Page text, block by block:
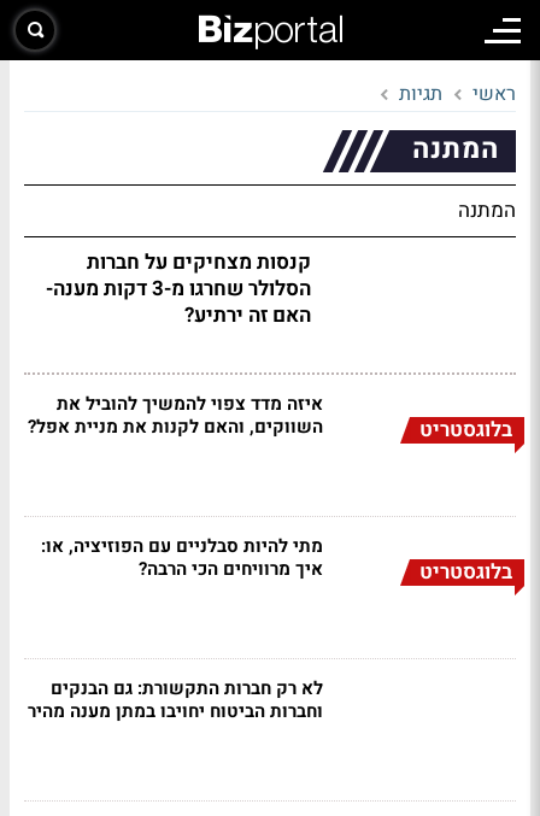
ראשי תגיות
המתנה
המתנה
קנסות מצחיקים על חברות
הסלולר שחרגו מ-3 דקות מענה-
האם זה ירתיע?
בלוגסטריט
איזה מדד צפוי להמשיך להוביל את
השווקים, והאם לקנות את מניית אפל?
בלוגסטריט
מתי להיות סבלניים עם הפוזיציה, או:
איך מרוויחים הכי הרבה?
לא רק חברות התקשורת: גם הבנקים
וחברות הביטוח יחויבו במתן מענה מהיר